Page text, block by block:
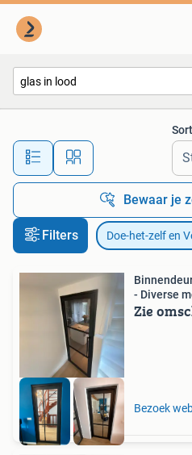
Alle
Bewaar je
Filters Doe-het-zelf en
- Diverse
Zie
Bezoek